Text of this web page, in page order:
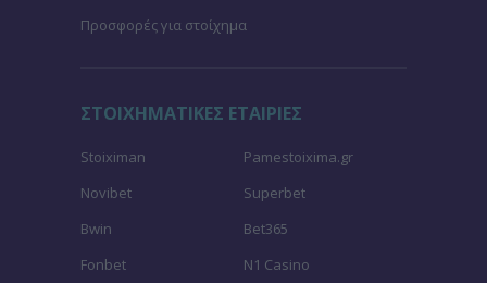
Προσφορές για στοίχημα
ΣΤΟΙΧΗΜΑΤΙΚΕΣ ΕΤΑΙΡΙΕΣ
Stoiximan
Pamestoixima.gr
Novibet
Superbet
Bwin
Bet365
Fonbet
N1 Casino